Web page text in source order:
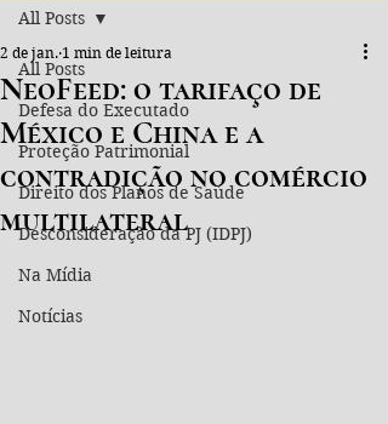
All Posts
Defesa do Executado
Proteção Patrimonial
Direito dos Planos de Saúde
Desconsideração da PJ (IDPJ)
Na Mídia
Notícias
All Posts
NeoFeed: o tarifaço de
México e China e a
contradição no comércio
multilateral
2 de jan. 1 min de leitura